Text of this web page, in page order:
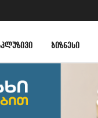
ᲑᲘᲖᲜᲔᲡᲘ